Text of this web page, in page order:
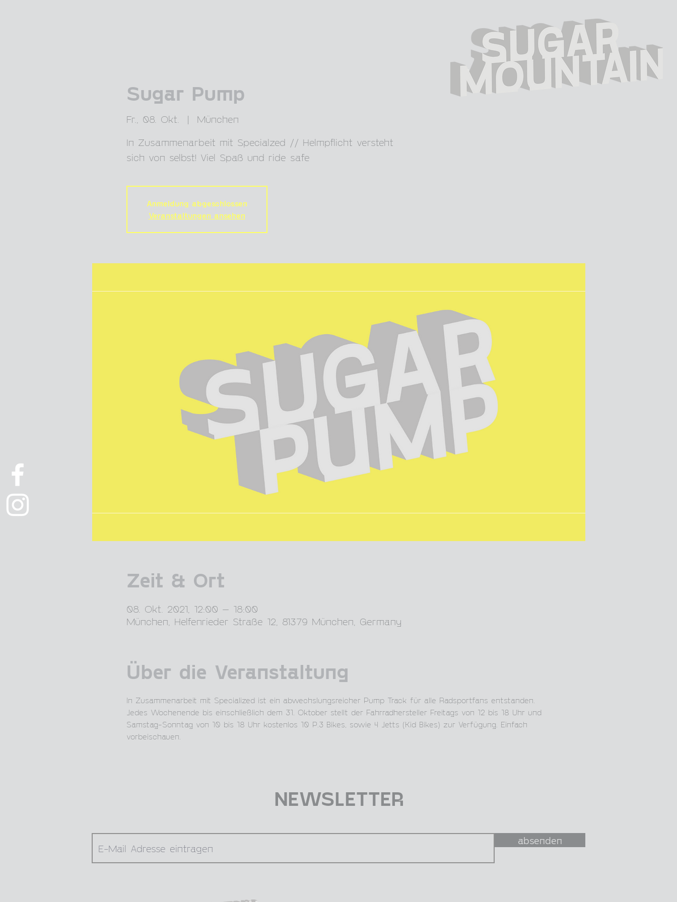
Sugar Pump
Fr., 08. Okt.
  |
München
In Zusammenarbeit mit Specialzed // Helmpflicht versteht
sich von selbst! Viel Spaß und ride safe
Anmeldung abgeschlossen
Veranstaltungen ansehen
Zeit & Ort
08. Okt. 2021, 12:00 – 18:00
München, Helfenrieder Straße 12, 81379 München, Germany
Über die Veranstaltung
In Zusammenarbeit mit Specialized ist ein abwechslungsreicher Pump Track für alle Radsportfans entstanden.
Jedes Wochenende bis einschließlich dem 31. Oktober stellt der Fahrradhersteller Freitags von 12 bis 18 Uhr und
Samstag-Sonntag von 10 bis 18 Uhr kostenlos 10 P.3 Bikes, sowie 4 Jetts (Kid Bikes) zur Verfügung. Einfach
vorbeischauen.
NEWSLETTER
absenden